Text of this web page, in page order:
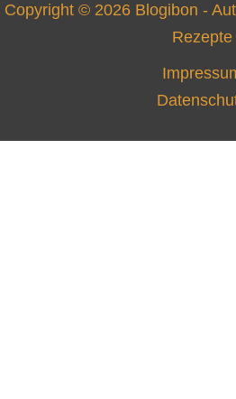
Copyright © 2026 Blogibon -
Rezepte